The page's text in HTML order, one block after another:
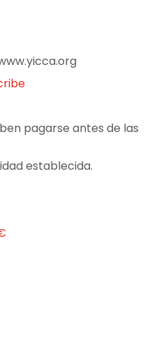
pagarse antes de las
establecida.